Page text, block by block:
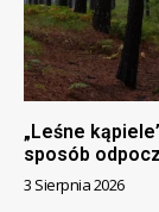
„Leśne
sposób
3 Sierpnia 2026